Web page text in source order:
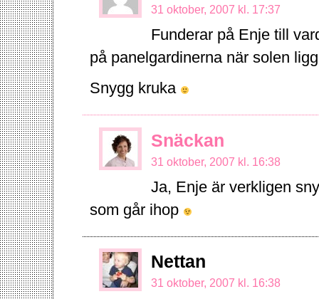
31 oktober, 2007 kl. 17:37
Funderar på Enje till
på panelgardinerna när solen
Snygg kruka
Snäckan
31 oktober, 2007 kl. 16:38
Ja, Enje är verkligen
som går ihop
Nettan
31 oktober, 2007 kl. 16:38